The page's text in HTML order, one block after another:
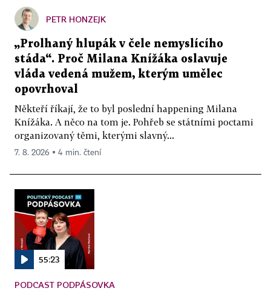
PETR HONZEJK
„Prolhaný hlupák v čele nemyslícího
stáda“. Proč Milana Knížáka oslavuje
vláda vedená mužem, kterým umělec
opovrhoval
Někteří říkají, že to byl poslední happening Milana
Knížáka. A něco na tom je. Pohřeb se státními poctami
organizovaný těmi, kterými slavný...
7. 8. 2026 ▪ 4 min. čtení
55:23
PODCAST PODPÁSOVKA